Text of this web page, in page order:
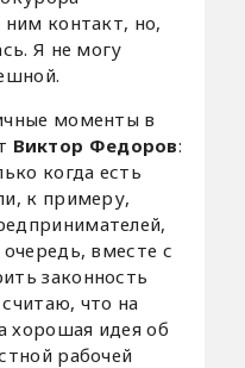
ним контакт, но,
Я не могу
моменты в
Виктор Федоров:
когда есть
к примеру,
вместе с
законность
что на
хорошая идея об
рабочей